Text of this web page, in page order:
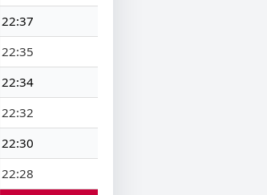
22:37
22:35
22:34
22:32
22:30
22:28